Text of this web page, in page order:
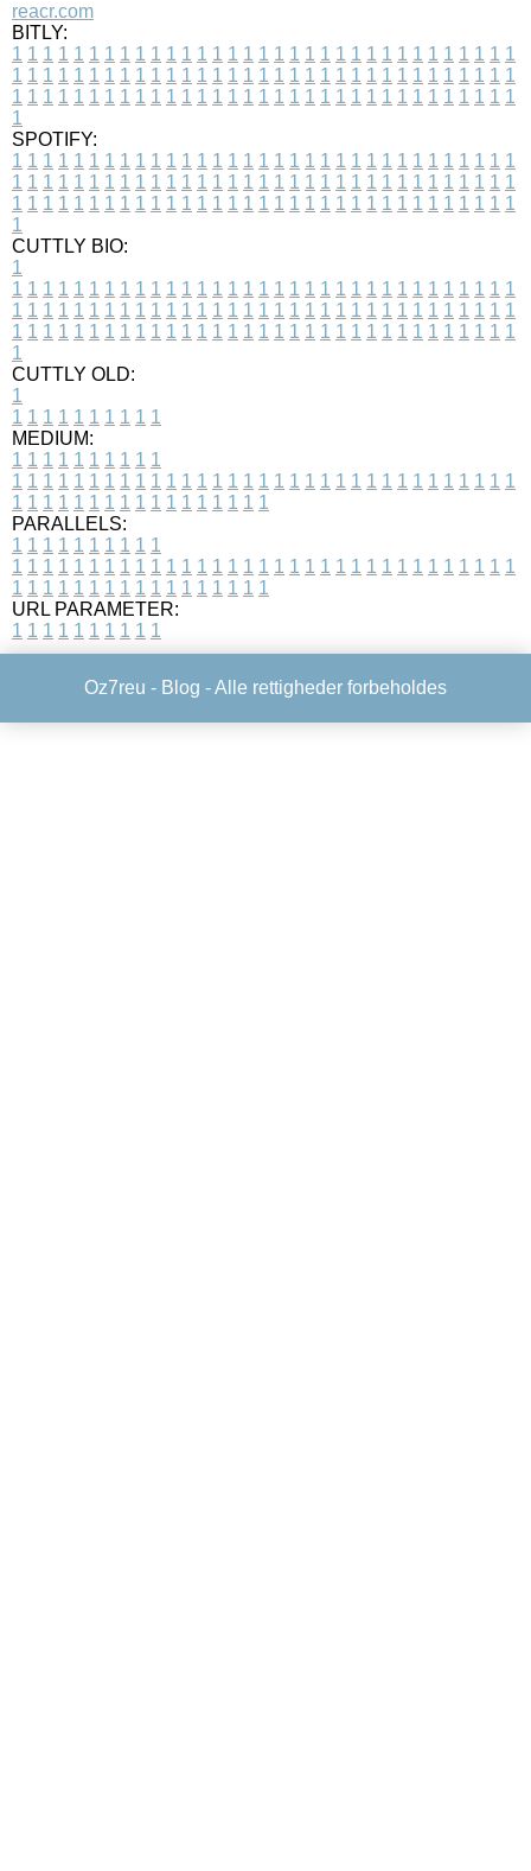
reacr.com
BITLY:
1 1 1 1 1 1 1 1 1 1 1 1 1 1 1 1 1 1 1 1 1 1 1 1 1 1 1 1 1 1 1 1 1
1 1 1 1 1 1 1 1 1 1 1 1 1 1 1 1 1 1 1 1 1 1 1 1 1 1 1 1 1 1 1 1 1
1 1 1 1 1 1 1 1 1 1 1 1 1 1 1 1 1 1 1 1 1 1 1 1 1 1 1 1 1 1 1 1 1
1
SPOTIFY:
1 1 1 1 1 1 1 1 1 1 1 1 1 1 1 1 1 1 1 1 1 1 1 1 1 1 1 1 1 1 1 1 1
1 1 1 1 1 1 1 1 1 1 1 1 1 1 1 1 1 1 1 1 1 1 1 1 1 1 1 1 1 1 1 1 1
1 1 1 1 1 1 1 1 1 1 1 1 1 1 1 1 1 1 1 1 1 1 1 1 1 1 1 1 1 1 1 1 1
1
CUTTLY BIO:
1
1 1 1 1 1 1 1 1 1 1 1 1 1 1 1 1 1 1 1 1 1 1 1 1 1 1 1 1 1 1 1 1 1
1 1 1 1 1 1 1 1 1 1 1 1 1 1 1 1 1 1 1 1 1 1 1 1 1 1 1 1 1 1 1 1 1
1 1 1 1 1 1 1 1 1 1 1 1 1 1 1 1 1 1 1 1 1 1 1 1 1 1 1 1 1 1 1 1 1
1
CUTTLY OLD:
1
1 1 1 1 1 1 1 1 1 1
MEDIUM:
1 1 1 1 1 1 1 1 1 1
1 1 1 1 1 1 1 1 1 1 1 1 1 1 1 1 1 1 1 1 1 1 1 1 1 1 1 1 1 1 1 1 1
1 1 1 1 1 1 1 1 1 1 1 1 1 1 1 1 1
PARALLELS:
1 1 1 1 1 1 1 1 1 1
1 1 1 1 1 1 1 1 1 1 1 1 1 1 1 1 1 1 1 1 1 1 1 1 1 1 1 1 1 1 1 1 1
1 1 1 1 1 1 1 1 1 1 1 1 1 1 1 1 1
URL PARAMETER:
1 1 1 1 1 1 1 1 1 1
Oz7reu - Blog - Alle rettigheder forbeholdes